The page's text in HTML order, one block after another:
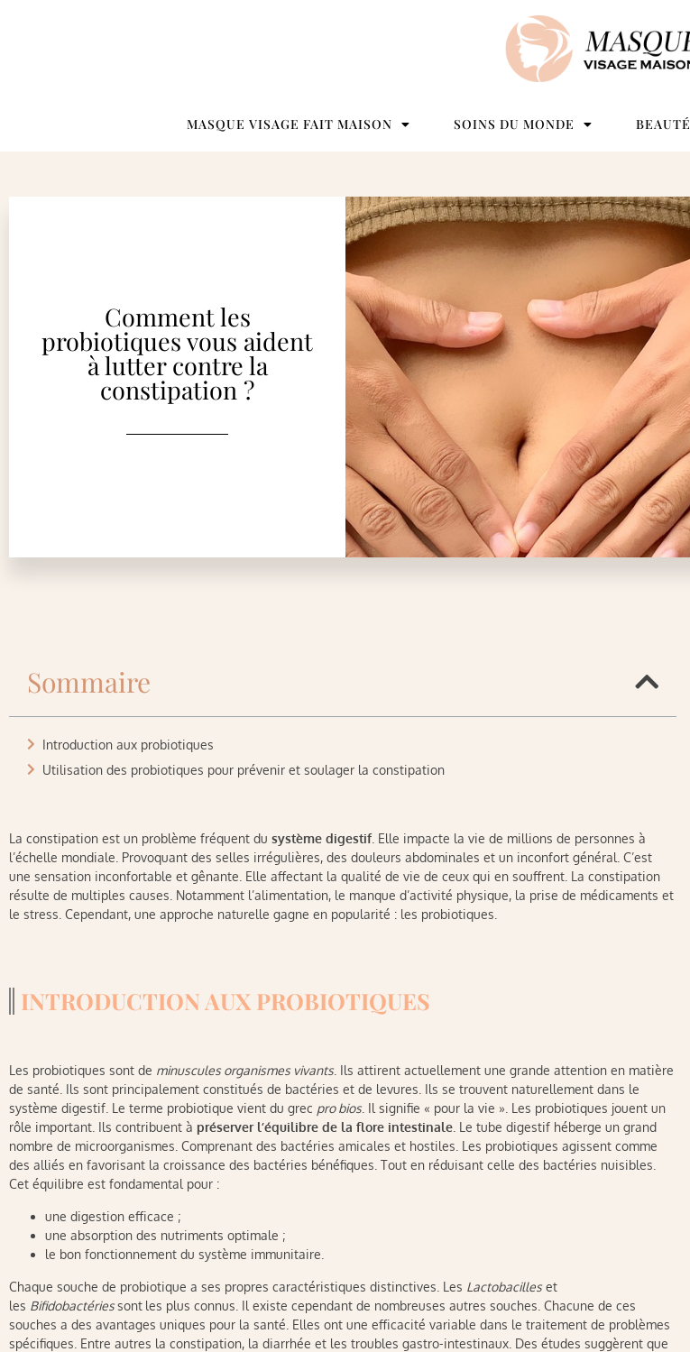
MASQUE VISAGE FAIT MAISON SOINS DU MONDE BEAUTÉ
Comment les
probiotiques vous aident
à lutter contre la
constipation ?
Sommaire
Introduction aux probiotiques
Utilisation des probiotiques pour prévenir et soulager la constipation
La constipation est un problème fréquent du système digestif. Elle impacte la vie de millions de personnes à
l’échelle mondiale. Provoquant des selles irrégulières, des douleurs abdominales et un inconfort général. C’est
une sensation inconfortable et gênante. Elle affectant la qualité de vie de ceux qui en souffrent. La constipation
résulte de multiples causes. Notamment l’alimentation, le manque d’activité physique, la prise de médicaments et
le stress. Cependant, une approche naturelle gagne en popularité : les probiotiques.
INTRODUCTION AUX PROBIOTIQUES
Les probiotiques sont de minuscules organismes vivants . Ils attirent actuellement une grande attention en matière
de santé. Ils sont principalement constitués de bactéries et de levures. Ils se trouvent naturellement dans le
système digestif. Le terme probiotique vient du grec pro bios . Il signifie « pour la vie ». Les probiotiques jouent un
rôle important. Ils contribuent à préserver l’équilibre de la flore intestinale . Le tube digestif héberge un grand
nombre de microorganismes. Comprenant des bactéries amicales et hostiles. Les probiotiques agissent comme
des alliés en favorisant la croissance des bactéries bénéfiques. Tout en réduisant celle des bactéries nuisibles.
Cet équilibre est fondamental pour :
une digestion efficace ;
une absorption des nutriments optimale ;
le bon fonctionnement du système immunitaire.
Chaque souche de probiotique a ses propres caractéristiques distinctives. Les Lactobacilles et
les Bifidobactériessont les plus connus. Il existe cependant de nombreuses autres souches. Chacune de ces
souches a des avantages uniques pour la santé. Elles ont une efficacité variable dans le traitement de problèmes
spécifiques. Entre autres la constipation, la diarrhée et les troubles gastro-intestinaux. Des études suggèrent que